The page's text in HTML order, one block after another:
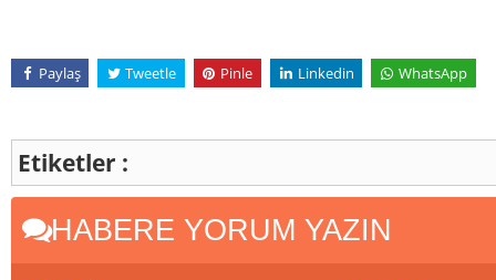
Paylaş Tweetle Pinle Linkedin WhatsApp
Etiketler :
HABERE YORUM YAZIN